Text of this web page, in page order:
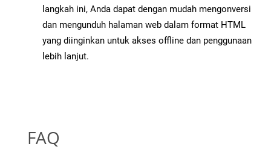
langkah ini, Anda dapat dengan mudah mengonversi
dan mengunduh halaman web dalam format HTML
yang diinginkan untuk akses offline dan penggunaan
lebih lanjut.
FAQ